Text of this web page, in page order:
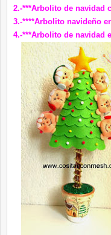
2.-***Arbolito de navidad
3.-****Arbolito navideño
4.-***Arbolito de navidad